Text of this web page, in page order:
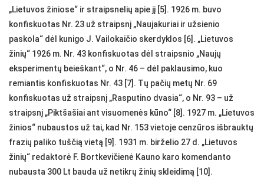
„Lietuvos žiniose“ ir straipsnelių apie jį [5]. 1926 m. buvo
konfiskuotas Nr. 23 už straipsnį „Naujakuriai ir užsienio
paskola“ dėl kunigo J. Vailokaičio skerdyklos [6]. „Lietuvos
žinių“ 1926 m. Nr. 43 konfiskuotas dėl straipsnio „Naujų
eksperimentų beieškant“, o Nr. 46 – dėl paklausimo, kuo
remiantis konfiskuotas Nr. 43 [7]. Tų pačių metų Nr. 69
konfiskuotas už straipsnį „Rasputino dvasia“, o Nr. 93 – už
straipsnį „Piktšašiai ant visuomenės kūno“ [8]. 1927 m. „Lietuvos
žinios“ nubaustos už tai, kad Nr. 153 vietoje cenzūros išbrauktų
frazių paliko tuščią vietą [9]. 1931 m. birželio 27 d. „Lietuvos
žinių“ redaktorė F. Bortkevičienė Kauno karo komendanto
nubausta 300 Lt bauda už netikrų žinių skleidimą [10].